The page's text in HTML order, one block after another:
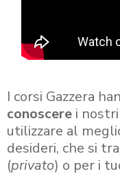
I corsi Gazzera
conoscere i
utilizzare al
desideri, che si
(privato) o per i